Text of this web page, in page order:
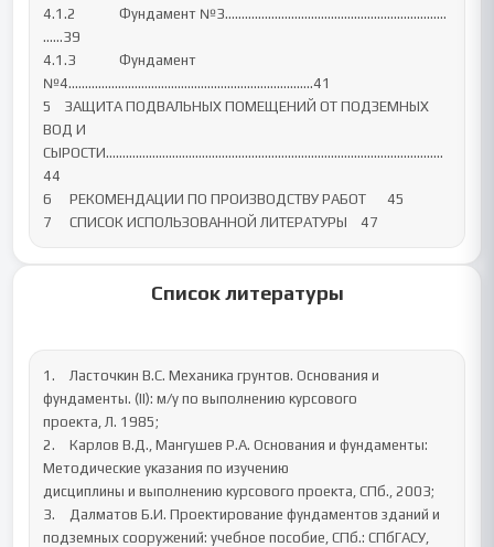
4.1.2             Фундамент №3………………………………………………………….
……39
4.1.3             Фундамент
№4…………………………………………………………...…..41
5    ЗАЩИТА ПОДВАЛЬНЫХ ПОМЕЩЕНИЙ ОТ ПОДЗЕМНЫХ
ВОД И
СЫРОСТИ…………………………………………………………………………………………
44
6	РЕКОМЕНДАЦИИ ПО ПРОИЗВОДСТВУ РАБОТ	45
7	СПИСОК ИСПОЛЬЗОВАННОЙ ЛИТЕРАТУРЫ	47
Список литературы
1.	Ласточкин В.С. Механика грунтов. Основания и
фундаменты. (II): м/у по выполнению курсового
проекта, Л. 1985;
2.	Карлов В.Д., Мангушев Р.А. Основания и фундаменты:
Методические указания по изучению
дисциплины и выполнению курсового проекта, СПб., 2003;
3.	Далматов Б.И. Проектирование фундаментов зданий и
подземных сооружений: учебное пособие, СПб.: СПбГАСУ,